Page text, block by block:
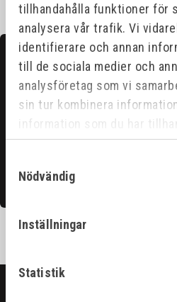
tillhandahålla funktioner för
analysera vår trafik. Vi
identifierare och annan
till de sociala medier och
analysföretag som vi
sin tur kombinera
information som du har
har samlat in när du har
Nödvändig
Inställningar
Statistik
Kontakta oss
Hittar du inte det du
Våra säljare är riktigt duktiga
att du ska få ut det bästa ur
Kontakta oss